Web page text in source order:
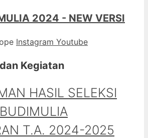
2024 - NEW VERSI
Instagram Youtube
Kegiatan
HASIL SELEKSI
T.A. 2024-2025